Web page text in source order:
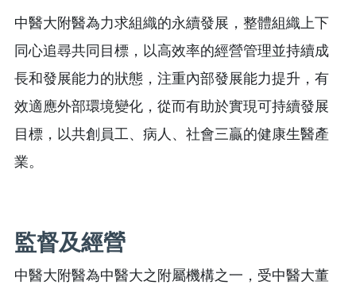
中醫大附醫為力求組織的永續發展，整體組織上下
同心追尋共同目標，以高效率的經營管理並持續成
長和發展能力的狀態，注重內部發展能力提升，有
效適應外部環境變化，從而有助於實現可持續發展
目標，以共創員工、病人、社會三贏的健康生醫產
業。
監督及經營
中醫大附醫為中醫大之附屬機構之一，受中醫大董